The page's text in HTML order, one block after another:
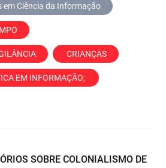
em Ciência da Informação
CRIANÇAS
EM INFORMAÇÃO;
SOBRE COLONIALISMO DE